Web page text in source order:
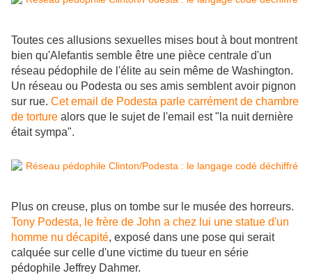
Toutes ces allusions sexuelles mises bout à bout montrent
bien qu'Alefantis semble être une pièce centrale d'un
réseau pédophile de l'élite au sein même de Washington.
Un réseau ou Podesta ou ses amis semblent avoir pignon
sur rue. Cet email de Podesta parle carrément de chambre
de torture alors que le sujet de l'email est "la nuit dernière
était sympa".
Plus on creuse, plus on tombe sur le musée des horreurs.
Tony Podesta, le frère de John a chez lui une statue d'un
homme nu décapité, exposé dans une pose qui serait
calquée sur celle d'une victime du tueur en série
pédophile Jeffrey Dahmer.